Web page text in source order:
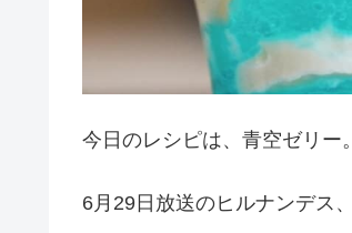
今日のレシピは、青空ゼリー。
6月29日放送のヒルナンデス、